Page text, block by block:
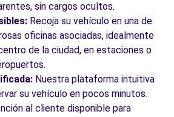
sin cargos ocultos.
Recoja su vehículo en una de
oficinas asociadas, idealmente
de la ciudad, en estaciones o
Nuestra plataforma intuitiva
su vehículo en pocos minutos.
al cliente disponible para